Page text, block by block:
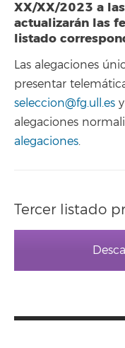
XX/XX/2023 a
actualizarán las
listado
Las alegaciones
presentar
seleccion@fg.ull.es
alegaciones
alegaciones.
Tercer listado